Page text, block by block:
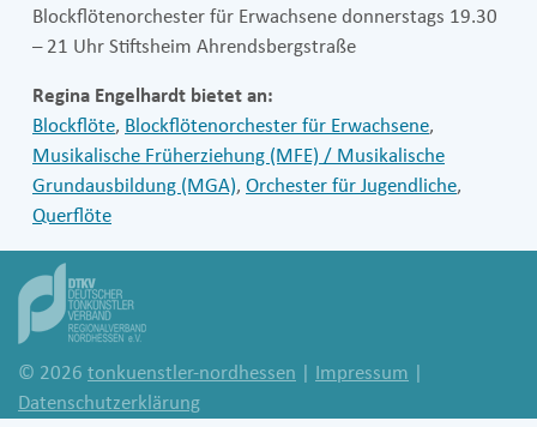
Blockflötenorchester für Erwachsene donnerstags 19.30
– 21 Uhr Stiftsheim Ahrendsbergstraße
Regina Engelhardt bietet an:
Blockflöte, Blockflötenorchester für Erwachsene,
Musikalische Früherziehung (MFE) / Musikalische
Grundausbildung (MGA), Orchester für Jugendliche,
Querflöte
© 2026 tonkuenstler-nordhessen Impressum
Datenschutzerklärung